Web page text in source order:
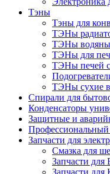
Тэны
Тэны для
ТЭНы
ТЭНы
ТЭНы для
ТЭНы печей
ТЭНы сухие
Спирали для
Конденсаторы
Защитные и
Запчасти для
Смазка для
Запчасти для